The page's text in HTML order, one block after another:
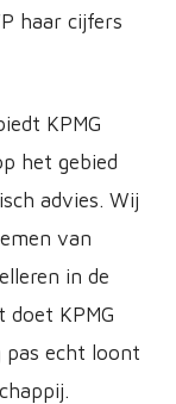
haar cijfers
KPMG
het gebied
advies. Wij
van
in de
doet KPMG
pas echt loont